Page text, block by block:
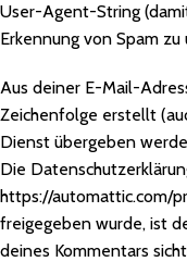
User-Agent-String
Erkennung von Spam
Aus deiner E-Mail-
Zeichenfolge erstellt
Dienst übergeben
Die
https://automattic.com/
freigegeben wurde, ist
deines Kommentars